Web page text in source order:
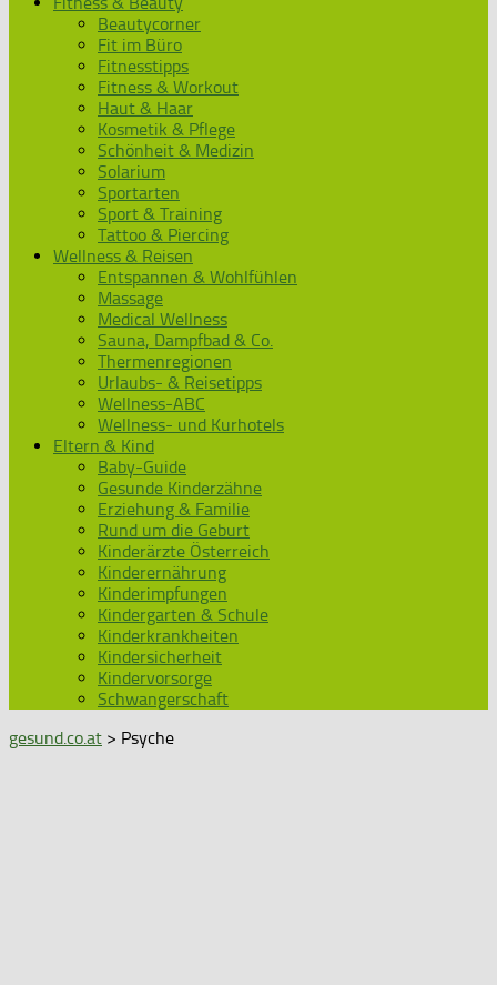
Beautycorner
Fit im Büro
Fitnesstipps
Fitness & Workout
Haut & Haar
Kosmetik & Pflege
Schönheit & Medizin
Solarium
Sportarten
Sport & Training
Tattoo & Piercing
Wellness & Reisen
Entspannen & Wohlfühlen
Massage
Medical Wellness
Sauna, Dampfbad & Co.
Thermenregionen
Urlaubs- & Reisetipps
Wellness-ABC
Wellness- und Kurhotels
Eltern & Kind
Baby-Guide
Gesunde Kinderzähne
Erziehung & Familie
Rund um die Geburt
Kinderärzte Österreich
Kinderernährung
Kinderimpfungen
Kindergarten & Schule
Kinderkrankheiten
Kindersicherheit
Kindervorsorge
Schwangerschaft
gesund.co.at > Psyche